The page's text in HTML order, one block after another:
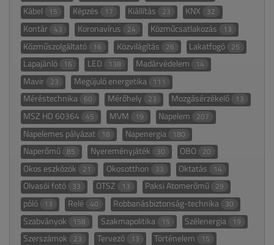
Kábel 15 Képzés 17 Kiállítás 23 KNX 32
Kontár 43 Koronavírus 24 Közműcsatlakozás 13
Közműszolgáltató 16 Közvilágítás 26 Lakatfogó 25
Lapajánló 16 LED 138 Madárvédelem 14
Mavir 23 Megújuló energetika 111
Méréstechnika 60 Mérőhely 23 Mozgásérzékelő 13
MSZ HD 60364 45 MVM 19 Napelem 207
Napelemes pályázat 18 Napenergia 180
Naperőmű 85 Nyereményjáték 30 OBO 20
Okos eszközök 21 Okosotthon 33 Oktatás 14
Olvasói fotó 33 OTSZ 13 Paksi Atomerőmű 29
póló 13 Relé 40 Robbanásbiztonság-technika 30
Szabványok 158 Szakmapolitika 15 Szélenergia 19
Szerszámok 23 Tervező 13 Történelem 15